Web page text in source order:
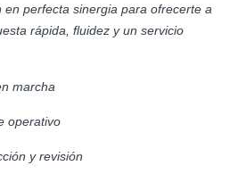
perfecta sinergia para ofrecerte a
rápida, fluidez y un servicio
marcha
operativo
y revisión